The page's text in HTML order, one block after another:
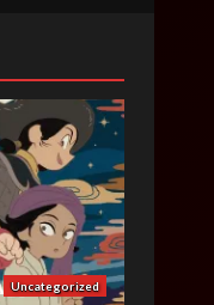
Uncategorized